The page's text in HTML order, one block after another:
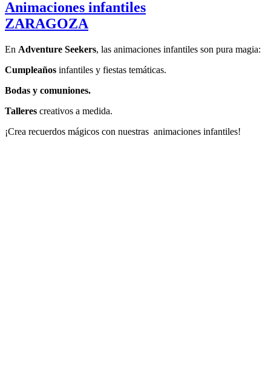
Animaciones infantiles
ZARAGOZA
En Adventure Seekers, las animaciones infantiles son pura magia:
Cumpleaños infantiles y fiestas temáticas.
Bodas y comuniones.
Talleres creativos a medida.
¡Crea recuerdos mágicos con nuestras animaciones infantiles!